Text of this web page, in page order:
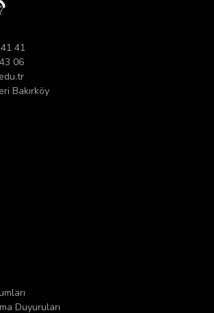
41
06
Bakırköy
Duyuruları